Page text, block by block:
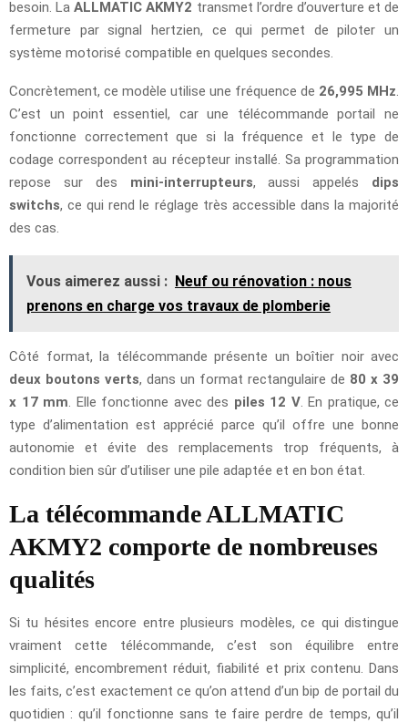
besoin. LaALLMATIC AKMY2 transmet l’ordre d’ouverture et de
fermeture par signal hertzien, ce qui permet de piloter un
système motorisé compatible en quelques secondes.
Concrètement, ce modèle utilise une fréquence de 26,995 MHz
C’est un point essentiel, car une télécommande portail ne
fonctionne correctement que si la fréquence et le type de
codage correspondent au récepteur installé. Sa programmation
repose sur des mini-interrupteurs, aussi appelés dips
switchs, ce qui rend le réglage très accessible dans la majorité
des cas.
Vous aimerez aussi : Neuf ou rénovation : nous
prenons en charge vos travaux de plomberie
Côté format, la télécommande présente un boîtier noir avec
deux boutons verts, dans un format rectangulaire de 80 x 39
x 17 mm . Elle fonctionne avec des piles 12 V. En pratique, ce
type d’alimentation est apprécié parce qu’il offre une bonne
autonomie et évite des remplacements trop fréquents, à
condition bien sûr d’utiliser une pile adaptée et en bon état.
La télécommande ALLMATIC
AKMY2 comporte de nombreuses
qualités
Si tu hésites encore entre plusieurs modèles, ce qui distingue
vraiment cette télécommande, c’est son équilibre entre
simplicité, encombrement réduit, fiabilité et prix contenu. Dans
les faits, c’est exactement ce qu’on attend d’un bip de portail du
quotidien : qu’il fonctionne sans te faire perdre de temps, qu’il